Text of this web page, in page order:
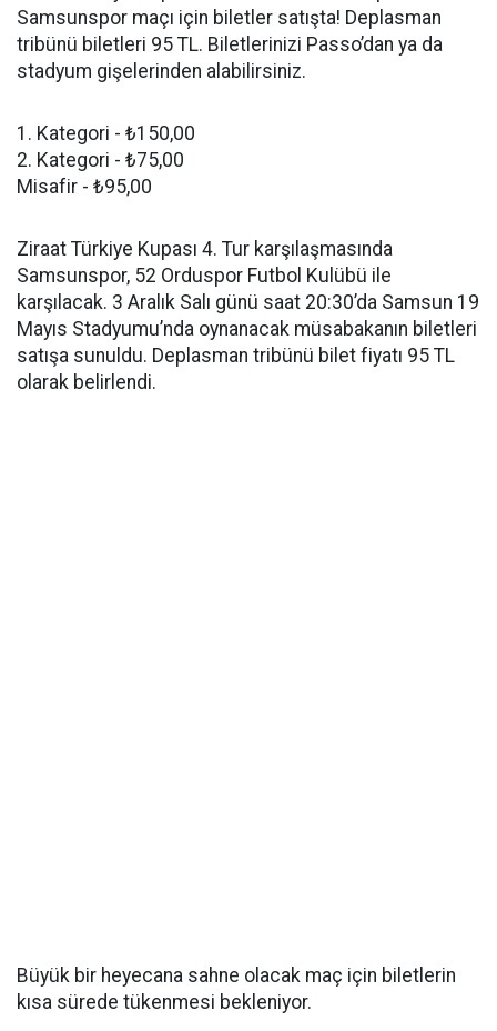
Samsunspor maçı için biletler satışta! Deplasman
tribünü biletleri 95 TL. Biletlerinizi Passo’dan ya da
stadyum gişelerinden alabilirsiniz.
1. Kategori - ₺150,00
2. Kategori - ₺75,00
Misafir - ₺95,00
Ziraat Türkiye Kupası 4. Tur karşılaşmasında
Samsunspor, 52 Orduspor Futbol Kulübü ile
karşılacak. 3 Aralık Salı günü saat 20:30’da Samsun 19
Mayıs Stadyumu’nda oynanacak müsabakanın biletleri
satışa sunuldu. Deplasman tribünü bilet fiyatı 95 TL
olarak belirlendi.
Büyük bir heyecana sahne olacak maç için biletlerin
kısa sürede tükenmesi bekleniyor.